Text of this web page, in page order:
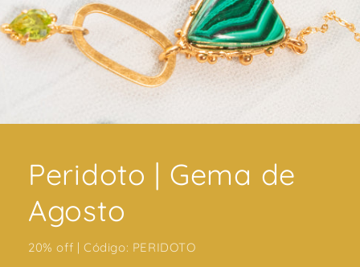
Peridoto | Gema de
Agosto
20% off | Código: PERIDOTO